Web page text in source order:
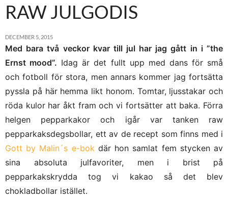
RAW JULGODIS
DECEMBER 5, 2015
Med bara två veckor kvar till jul har jag gått in i ”the
Ernst mood”. Idag är det fullt upp med dans för små
och fotboll för stora, men annars kommer jag fortsätta
pyssla på här hemma likt honom. Tomtar, ljusstakar och
röda kulor har åkt fram och vi fortsätter att baka. Förra
helgen pepparkakor och igår var tanken raw
pepparkaksdegsbollar, ett av de recept som finns med i
Gott by Malin´s e-bokdär hon samlat fem stycken av
sina absoluta julfavoriter, men i brist på
pepparkakskrydda tog vi kakao så det blev
chokladbollar istället.